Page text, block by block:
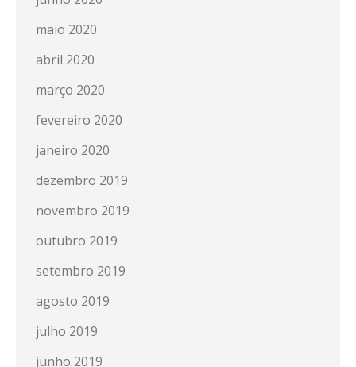
maio 2020
abril 2020
março 2020
fevereiro 2020
janeiro 2020
dezembro 2019
novembro 2019
outubro 2019
setembro 2019
agosto 2019
julho 2019
junho 2019